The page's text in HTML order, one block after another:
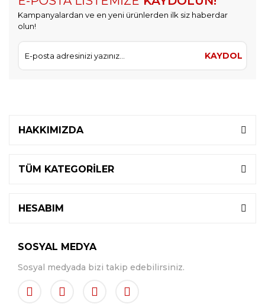
Kampanyalardan ve en yeni ürünlerden ilk siz haberdar
olun!
KAYDOL
HAKKIMIZDA
TÜM KATEGORİLER
HESABIM
SOSYAL MEDYA
Sosyal medyada bizi takip edebilirsiniz.